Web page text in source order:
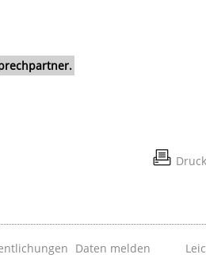
Daten melden